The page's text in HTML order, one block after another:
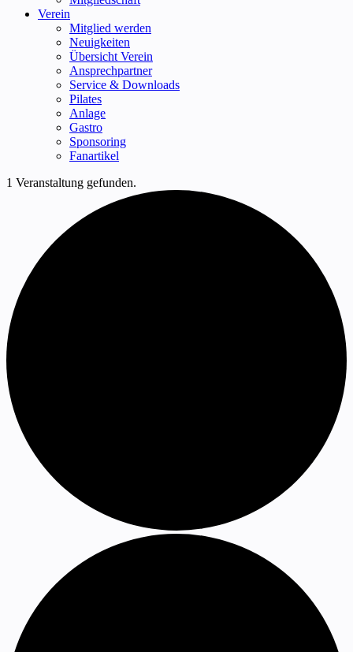
Verein
Mitglied werden
Neuigkeiten
Übersicht Verein
Ansprechpartner
Service & Downloads
Pilates
Anlage
Gastro
Sponsoring
Fanartikel
1 Veranstaltung gefunden.